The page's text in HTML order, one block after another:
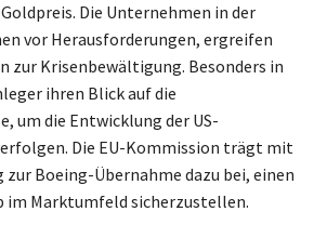
Die Unternehmen in der
vor Herausforderungen, ergreifen
zur Krisenbewältigung. Besonders in
ihren Blick auf die
um die Entwicklung der US-
Die EU-Kommission trägt mit
Boeing-Übernahme dazu bei, einen
im Marktumfeld sicherzustellen.